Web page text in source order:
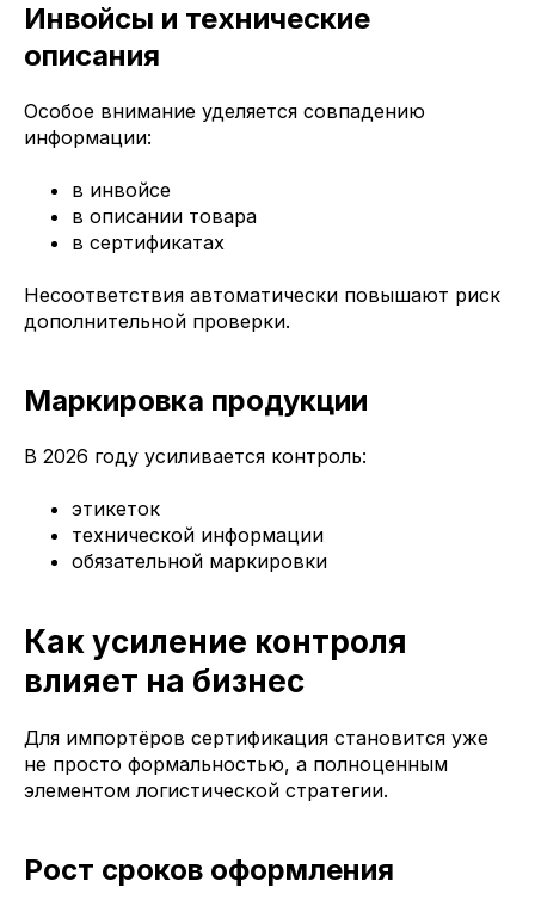
Инвойсы и технические
описания
Особое внимание уделяется совпадению
информации:
в инвойсе
в описании товара
в сертификатах
Несоответствия автоматически повышают риск
дополнительной проверки.
Маркировка продукции
В 2026 году усиливается контроль:
этикеток
технической информации
обязательной маркировки
Как усиление контроля
влияет на бизнес
Для импортёров сертификация становится уже
не просто формальностью, а полноценным
элементом логистической стратегии.
Рост сроков оформления